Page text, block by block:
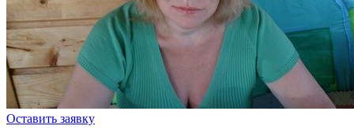
Оставить заявку